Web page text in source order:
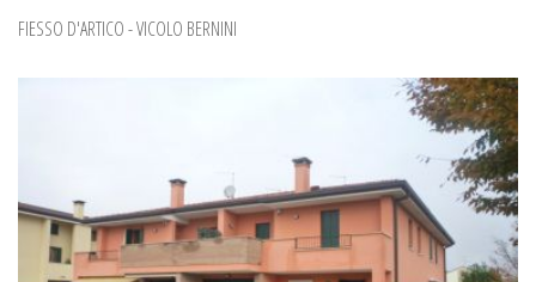
FIESSO D'ARTICO - VICOLO BERNINI